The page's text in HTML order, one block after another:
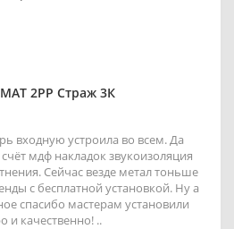
2РР Страж 3К
входную устроила во всем. Да
мдф накладок звукоизоляция
Сейчас везде метал тоньше
с бесплатной установкой. Ну а
спасибо мастерам установили
и качественно! ..